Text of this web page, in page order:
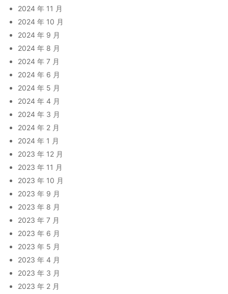
2024 年 11 月
2024 年 10 月
2024 年 9 月
2024 年 8 月
2024 年 7 月
2024 年 6 月
2024 年 5 月
2024 年 4 月
2024 年 3 月
2024 年 2 月
2024 年 1 月
2023 年 12 月
2023 年 11 月
2023 年 10 月
2023 年 9 月
2023 年 8 月
2023 年 7 月
2023 年 6 月
2023 年 5 月
2023 年 4 月
2023 年 3 月
2023 年 2 月